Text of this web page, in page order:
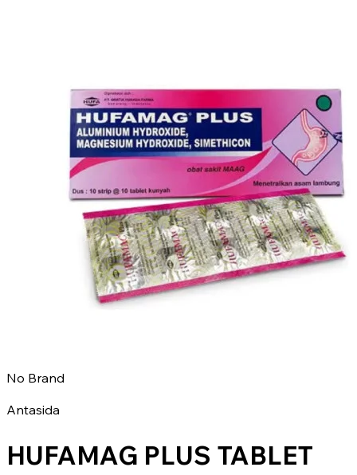
No Brand
Antasida
HUFAMAG PLUS TABLET